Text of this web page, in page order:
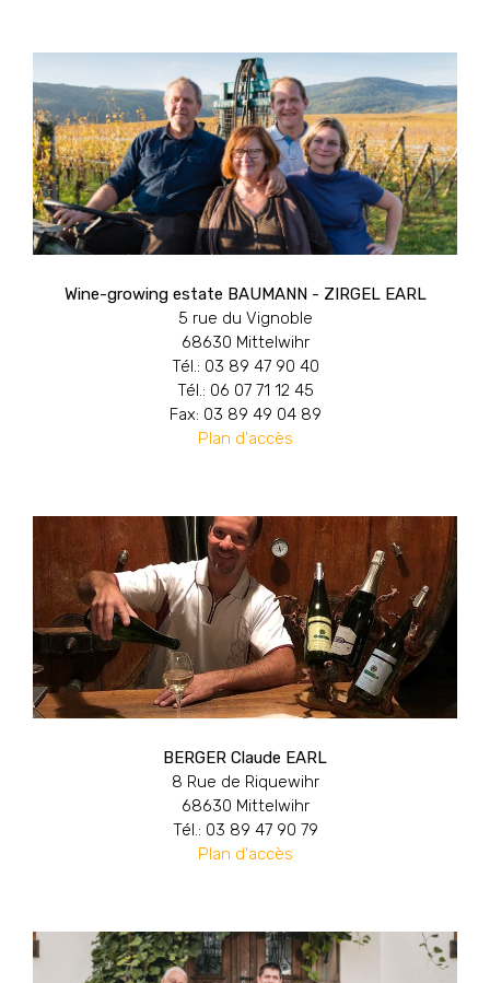
Wine-growing estate BAUMANN - ZIRGEL EARL
5 rue du Vignoble
68630 Mittelwihr
Tél.: 03 89 47 90 40
Tél.: 06 07 71 12 45
Fax: 03 89 49 04 89
Plan d'accès
BERGER Claude EARL
8 Rue de Riquewihr
68630 Mittelwihr
Tél.: 03 89 47 90 79
Plan d'accès